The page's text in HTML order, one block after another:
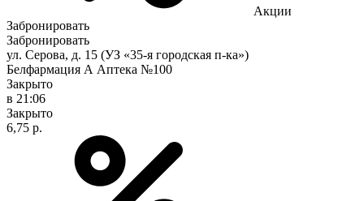
Акции
Забронировать
Забронировать
ул. Серова, д. 15 (УЗ «35-я городская п-ка»)
Белфармация А Аптека №100
Закрыто
в 21:06
Закрыто
6,75 р.